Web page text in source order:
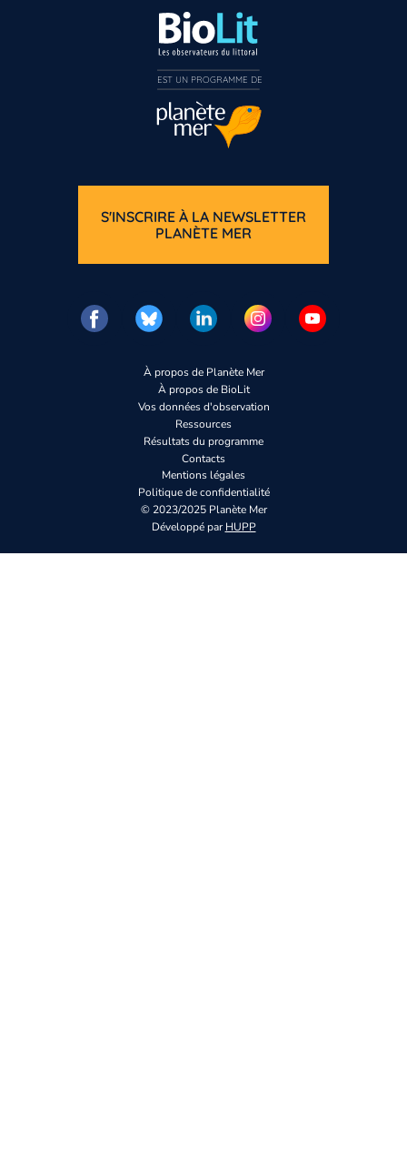
À propos de Planète Mer
À propos de BioLit
Vos données d'observation
Ressources
Résultats du programme
Contacts
Mentions légales
Politique de confidentialité
© 2023/2025 Planète Mer
Développé parHUPP
S'INSCRIRE À LA NEWSLETTER
PLANÈTE MER